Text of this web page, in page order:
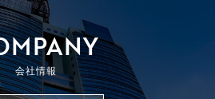
会社情報